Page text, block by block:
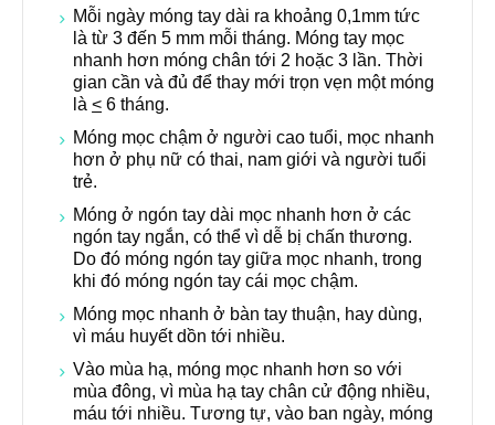
Mỗi ngày móng tay dài ra khoảng 0,1mm tức
là từ 3 đến 5 mm mỗi tháng. Móng tay mọc
nhanh hơn móng chân tới 2 hoặc 3 lần. Thời
gian cần và đủ để thay mới trọn vẹn một móng
là< 6 tháng.
Móng mọc chậm ở người cao tuổi, mọc nhanh
hơn ở phụ nữ có thai, nam giới và người tuổi
trẻ.
Móng ở ngón tay dài mọc nhanh hơn ở các
ngón tay ngắn, có thể vì dễ bị chấn thương.
Do đó móng ngón tay giữa mọc nhanh, trong
khi đó móng ngón tay cái mọc chậm.
Móng mọc nhanh ở bàn tay thuận, hay dùng,
vì máu huyết dồn tới nhiều.
Vào mùa hạ, móng mọc nhanh hơn so với
mùa đông, vì mùa hạ tay chân cử động nhiều,
máu tới nhiều. Tương tự, vào ban ngày, móng